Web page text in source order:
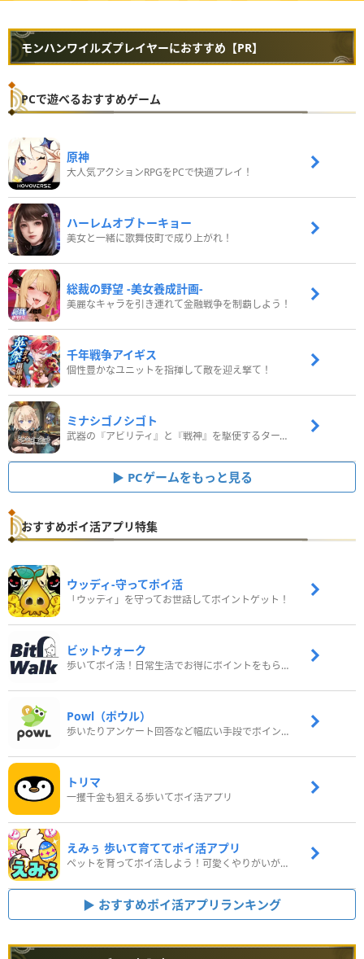
モンハンワイルズプレイヤーにおすすめ【PR】
PCで遊べるおすすめゲーム
原神
大人気アクションRPGをPCで快適プレイ！
ハーレムオブトーキョー
美女と一緒に歌舞伎町で成り上がれ！
総裁の野望 -美女養成計画-
美麗なキャラを引き連れて金融戦争を制覇しよう！
千年戦争アイギス
個性豊かなユニットを指揮して敵を迎え撃て！
ミナシゴノシゴト
武器の『アビリティ』と『戦神』を駆使するターン制コマンドバトルRPG！
PCゲームをもっと見る
おすすめポイ活アプリ特集
ウッディ‐守ってポイ活
「ウッディ」を守ってお世話してポイントゲット！
ビットウォーク
歩いてポイ活！日常生活でお得にポイントをもらおう
Powl（ポウル）
歩いたりアンケート回答など幅広い手段でポイントをゲット
トリマ
一攫千金も狙える歩いてポイ活アプリ
えみぅ 歩いて育ててポイ活アプリ
ペットを育ってポイ活しよう！可愛くやりがいがある新感覚アプリ
おすすめポイ活アプリランキング